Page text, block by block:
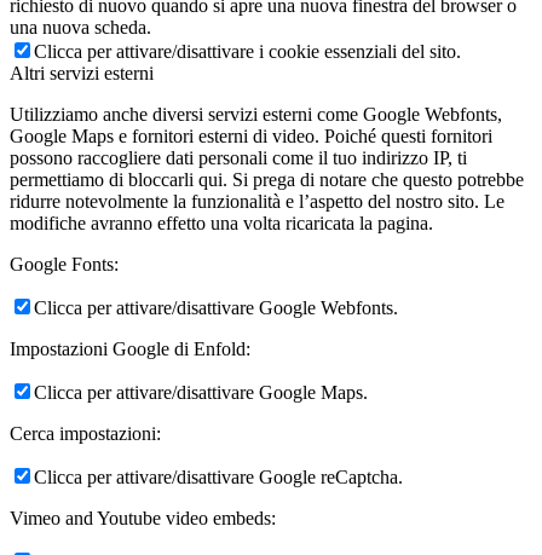
richiesto di nuovo quando si apre una nuova finestra del browser o
una nuova scheda.
Clicca per attivare/disattivare i cookie essenziali del sito.
Altri servizi esterni
Utilizziamo anche diversi servizi esterni come Google Webfonts,
Google Maps e fornitori esterni di video. Poiché questi fornitori
possono raccogliere dati personali come il tuo indirizzo IP, ti
permettiamo di bloccarli qui. Si prega di notare che questo potrebbe
ridurre notevolmente la funzionalità e l’aspetto del nostro sito. Le
modifiche avranno effetto una volta ricaricata la pagina.
Google Fonts:
Clicca per attivare/disattivare Google Webfonts.
Impostazioni Google di Enfold:
Clicca per attivare/disattivare Google Maps.
Cerca impostazioni:
Clicca per attivare/disattivare Google reCaptcha.
Vimeo and Youtube video embeds: